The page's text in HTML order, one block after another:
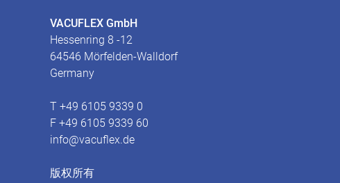
VACUFLEX GmbH
Hessenring 8 -12
64546 Mörfelden-Walldorf
Germany
T +49 6105 9339 0
F +49 6105 9339 60
info@vacuflex.de
版权所有